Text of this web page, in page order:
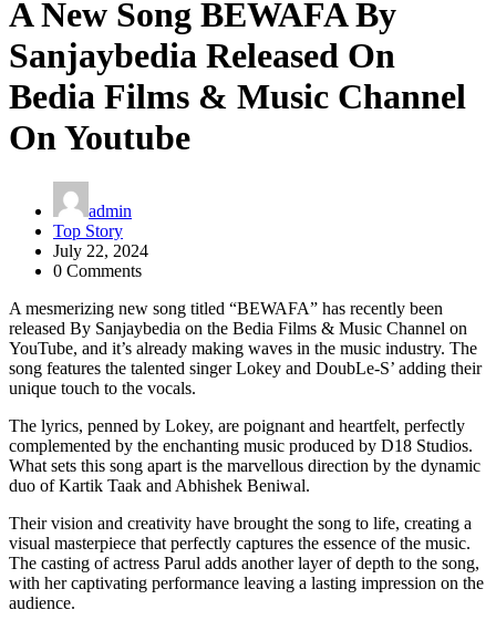
A New Song BEWAFA By
Sanjaybedia Released On
Bedia Films & Music Channel
On Youtube
admin
Top Story
July 22, 2024
0 Comments
A mesmerizing new song titled “BEWAFA” has recently been
released By Sanjaybedia on the Bedia Films & Music Channel on
YouTube, and it’s already making waves in the music industry. The
song features the talented singer Lokey and DoubLe-S’ adding their
unique touch to the vocals.
The lyrics, penned by Lokey, are poignant and heartfelt, perfectly
complemented by the enchanting music produced by D18 Studios.
What sets this song apart is the marvellous direction by the dynamic
duo of Kartik Taak and Abhishek Beniwal.
Their vision and creativity have brought the song to life, creating a
visual masterpiece that perfectly captures the essence of the music.
The casting of actress Parul adds another layer of depth to the song,
with her captivating performance leaving a lasting impression on the
audience.